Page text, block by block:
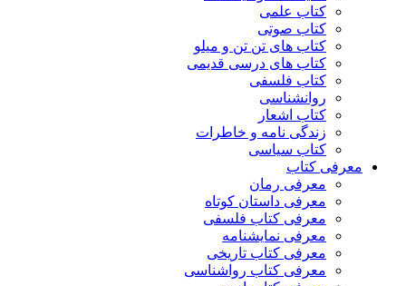
کتاب علمی
کتاب صوتی
کتاب های تن تن و میلو
کتاب های درسی قدیمی
کتاب فلسفی
روانشناسی
کتاب اشعار
زندگی نامه و خاطرات
کتاب سیاسی
معرفی کتاب
معرفی رمان
معرفی داستان کوتاه
معرفی کتاب فلسفی
معرفی نمایشنامه
معرفی کتاب تاریخی
معرفی کتاب رواشناسی